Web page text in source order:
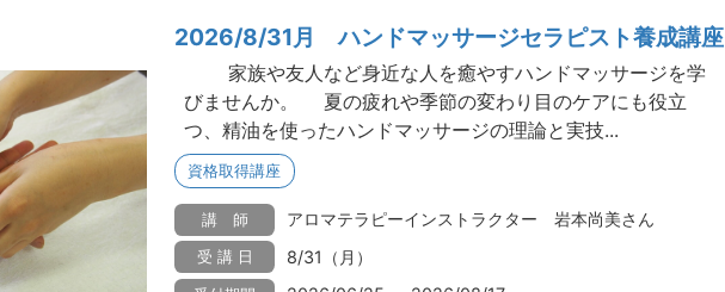
2026/8/31月 ハンドマッサージセラピスト養成講座
家族や友人など身近な人を癒やすハンドマッサージを学
びませんか。 夏の疲れや季節の変わり目のケアにも役立
つ、精油を使ったハンドマッサージの理論と実技...
資格取得講座
講 師 アロマテラピーインストラクター 岩本尚美さん
受 講 日 8/31（月）